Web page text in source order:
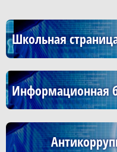
Школьная
Информационная